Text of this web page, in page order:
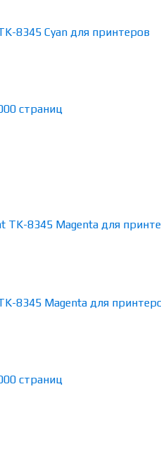
8345 Cyan для принтеров
8345 Magenta для